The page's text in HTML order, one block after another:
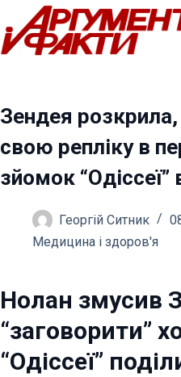
Перейти
до
вмісту
Зендея
свою репліку в
зйомок “Одіссеї”
Георгій Ситник
Медицина і здоров'я
Нолан змусив
“заговорити”
“Одіссеї”